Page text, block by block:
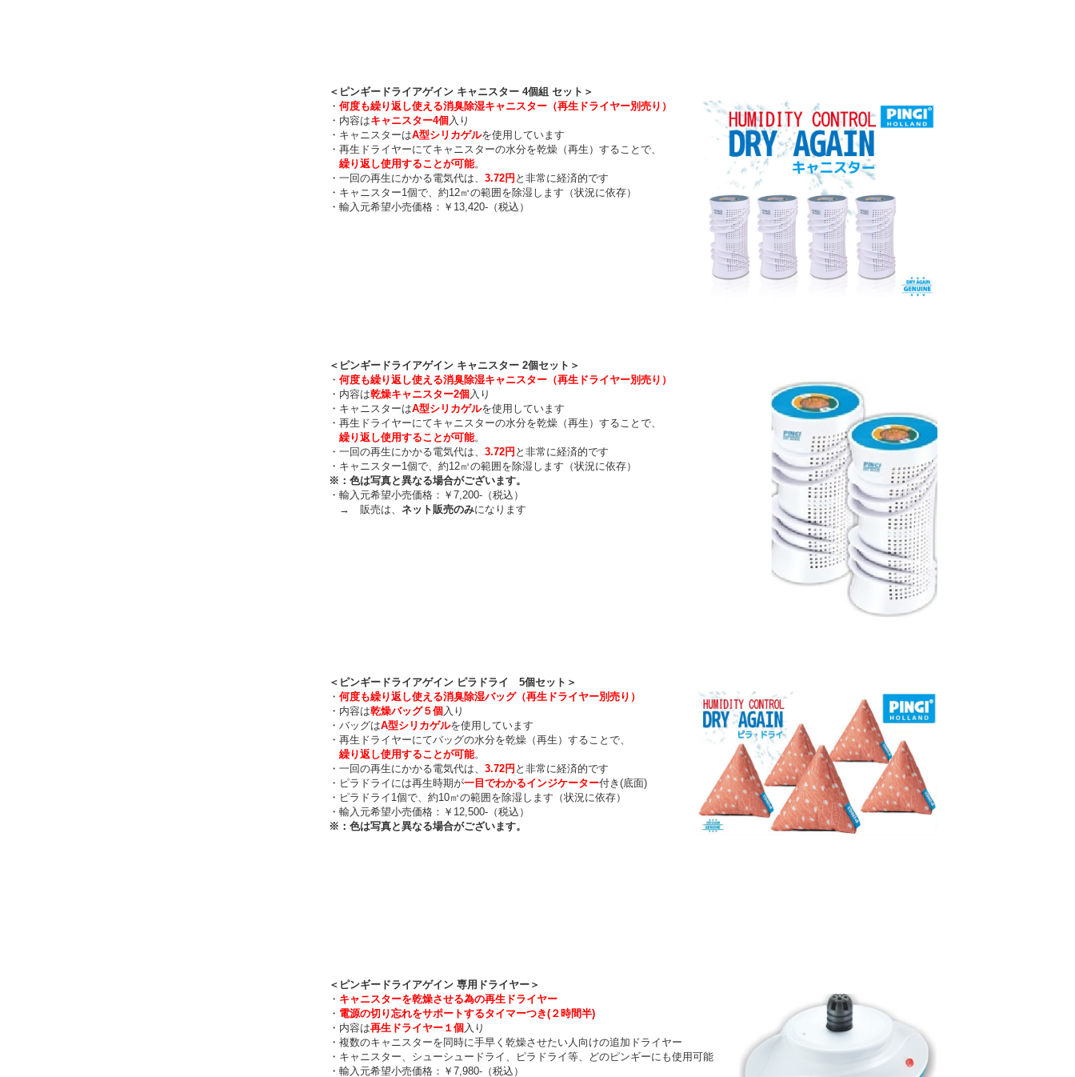
＜ピンギードライアゲイン キャニスター 4個組 セット＞
・ 何度も繰り返し使える消臭除湿キャニスター（再生ドライヤー別売り）
・内容はキャニスター4個 入り
・キャニスターはA型シリカゲルを使用しています
・再生ドライヤーにてキャニスターの水分を乾燥（再生）することで、
繰り返し使用することが可能。
・一回の再生にかかる電気代は、 3.72円 と非常に経済的です
・キャニスター1個で、約12㎥の範囲を除湿します（状況に依存）
・輸入元希望小売価格：￥13,420-（税込）
＜ピンギードライアゲイン キャニスター 2個セット＞
・ 何度も繰り返し使える消臭除湿キャニスター（再生ドライヤー別売り）
・内容は乾燥キャニスター2個 入り
・キャニスターはA型シリカゲルを使用しています
・再生ドライヤーにてキャニスターの水分を乾燥（再生）することで、
繰り返し使用することが可能。
・一回の再生にかかる電気代は、 3.72円 と非常に経済的です
・キャニスター1個で、約12㎥の範囲を除湿します（状況に依存）
※：色は写真と異なる場合がございます。
・輸入元希望小売価格：￥7,200-（税込）
→ 販売は、 ネット販売のみになります
＜ピンギードライアゲイン ピラドライ 5個セット＞
・ 何度も繰り返し使える消臭除湿バッグ（再生ドライヤー別売り）
・内容は乾燥バッグ５個 入り
・バッグはA型シリカゲルを使用しています
・再生ドライヤーにてバッグの水分を乾燥（再生）することで、
繰り返し使用することが可能。
・一回の再生にかかる電気代は、 3.72円 と非常に経済的です
・ピラドライには再生時期が一目でわかるインジケーター付き(底面)
・ピラドライ1個で、約10㎥の範囲を除湿します（状況に依存）
・輸入元希望小売価格：￥12,500-（税込）
※：色は写真と異なる場合がございます。
＜ピンギードライアゲイン 専用ドライヤー＞
・ キャニスターを乾燥させる為の再生ドライヤー
・ 電源の切り忘れをサポートするタイマーつき(２時間半)
・内容は再生ドライヤー１個 入り
・複数のキャニスターを同時に手早く乾燥させたい人向けの追加ドライヤー
・キャニスター、シューシュードライ、ピラドライ等、どのピンギーにも使用可能
・輸入元希望小売価格：￥7,980-（税込）